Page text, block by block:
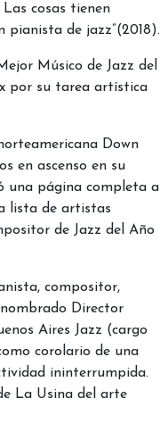
cosas tienen
pianista de jazz”(2018).
Músico de Jazz del
por su tarea artística
Down
en ascenso en su
una página completa a
lista de artistas
de Jazz del Año
compositor,
Director
Aires Jazz (cargo
corolario de una
ininterrumpida.
La Usina del arte